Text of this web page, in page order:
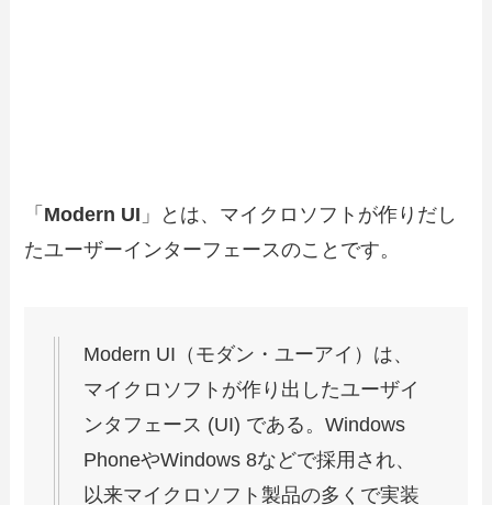
「 Modern UI 」とは、マイクロソフトが作りだし
たユーザーインターフェースのことです。
Modern UI（モダン・ユーアイ）は、
マイクロソフトが作り出したユーザイ
ンタフェース (UI) である。Windows
PhoneやWindows 8などで採用され、
以来マイクロソフト製品の多くで実装